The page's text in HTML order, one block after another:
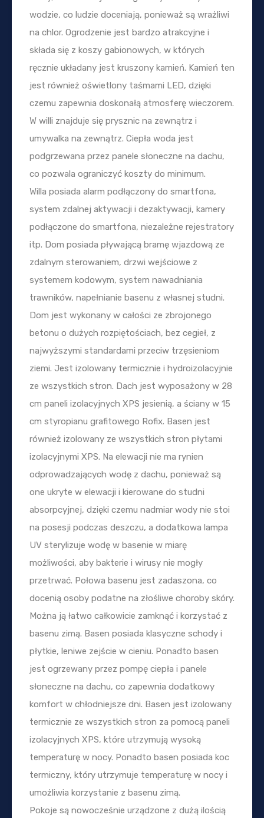
wodzie, co ludzie doceniają, ponieważ są wrażliwi
na chlor. Ogrodzenie jest bardzo atrakcyjne i
składa się z koszy gabionowych, w których
ręcznie układany jest kruszony kamień. Kamień ten
jest również oświetlony taśmami LED, dzięki
czemu zapewnia doskonałą atmosferę wieczorem.
W willi znajduje się prysznic na zewnątrz i
umywalka na zewnątrz. Ciepła woda jest
podgrzewana przez panele słoneczne na dachu,
co pozwala ograniczyć koszty do minimum.
Willa posiada alarm podłączony do smartfona,
system zdalnej aktywacji i dezaktywacji, kamery
podłączone do smartfona, niezależne rejestratory
itp. Dom posiada pływającą bramę wjazdową ze
zdalnym sterowaniem, drzwi wejściowe z
systemem kodowym, system nawadniania
trawników, napełnianie basenu z własnej studni.
Dom jest wykonany w całości ze zbrojonego
betonu o dużych rozpiętościach, bez cegieł, z
najwyższymi standardami przeciw trzęsieniom
ziemi. Jest izolowany termicznie i hydroizolacyjnie
ze wszystkich stron. Dach jest wyposażony w 28
cm paneli izolacyjnych XPS jesienią, a ściany w 15
cm styropianu grafitowego Rofix. Basen jest
również izolowany ze wszystkich stron płytami
izolacyjnymi XPS. Na elewacji nie ma rynien
odprowadzających wodę z dachu, ponieważ są
one ukryte w elewacji i kierowane do studni
absorpcyjnej, dzięki czemu nadmiar wody nie stoi
na posesji podczas deszczu, a dodatkowa lampa
UV sterylizuje wodę w basenie w miarę
możliwości, aby bakterie i wirusy nie mogły
przetrwać. Połowa basenu jest zadaszona, co
docenią osoby podatne na złośliwe choroby skóry.
Można ją łatwo całkowicie zamknąć i korzystać z
basenu zimą. Basen posiada klasyczne schody i
płytkie, leniwe zejście w cieniu. Ponadto basen
jest ogrzewany przez pompę ciepła i panele
słoneczne na dachu, co zapewnia dodatkowy
komfort w chłodniejsze dni. Basen jest izolowany
termicznie ze wszystkich stron za pomocą paneli
izolacyjnych XPS, które utrzymują wysoką
temperaturę w nocy. Ponadto basen posiada koc
termiczny, który utrzymuje temperaturę w nocy i
umożliwia korzystanie z basenu zimą.
Pokoje są nowocześnie urządzone z dużą ilością